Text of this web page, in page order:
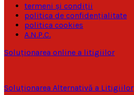
termeni și condiții
politica de confidențialitate
politica cookies
A.N.P.C.
Soluționarea online a litigiilor
Soluționarea Alternativă a Litigiilor